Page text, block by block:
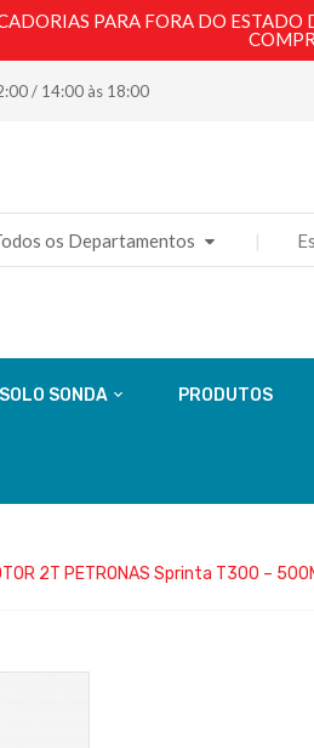
PARA FORA DO
/ 14:00 às 18:00
os Departamentos
SONDA PRODUTOS
2T PETRONAS Sprinta T300 –